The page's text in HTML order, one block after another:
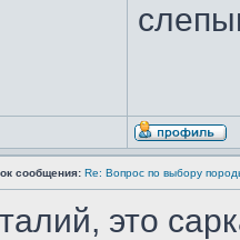
сообщения: Re: Вопрос по выбору
это